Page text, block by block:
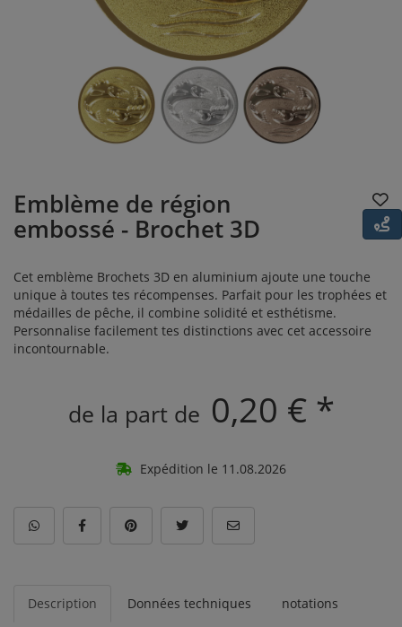
Emblème de région
embossé - Brochet 3D
Cet emblème Brochets 3D en aluminium ajoute une touche
unique à toutes tes récompenses. Parfait pour les trophées et
médailles de pêche, il combine solidité et esthétisme.
Personnalise facilement tes distinctions avec cet accessoire
incontournable.
de la part de 0,20 € *
Expédition le 11.08.2026
Description Données techniques notations